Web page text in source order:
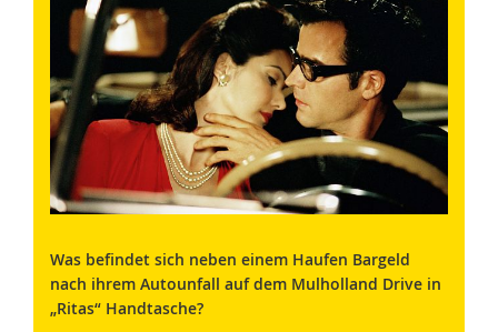
Was befindet sich neben einem Haufen Bargeld
nach ihrem Autounfall auf dem Mulholland Drive in
„Ritas“ Handtasche?